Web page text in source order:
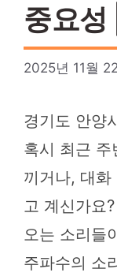
중요성
2025년 11월
경기도 안양
혹시 최근
끼거나, 대
고 계신가요
오는 소리들
주파수의 소